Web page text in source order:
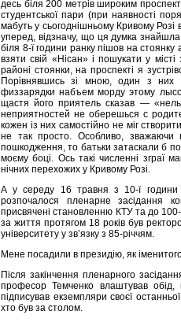
десь біля 200 метрів широким
студентської пари (при наявності
мабуть у сьогоднішньому Кривому
уперед, відзначу, що ця думка
біля 8-ї години ранку пішов на стоянку
взяти свій «Нісан» і пошукати у
районі стоянки, на проспекті я
Порівнявшись зі мною, один з них
физзарядки набъем морду этому
щастя його приятель сказав —
неприятностей не оберешься с
кожен із них самостійно не міг
не так просто. Особливо,
пошкодження, то батьки затаскали б
моєму боці. Ось такі численні зграї
нічних перехожих у Кривому Розі.
А у середу 16 травня з 10-ї години
розпочалося пленарне засідання
присвячені становленню КТУ та до
за життя протягом 18 років був
університету у зв’язку з 85-річчям.
Мене посадили в президію, як
Після закінчення пленарного
професор Темченко влаштував
підписував екземпляри своєї
хто був за столом.